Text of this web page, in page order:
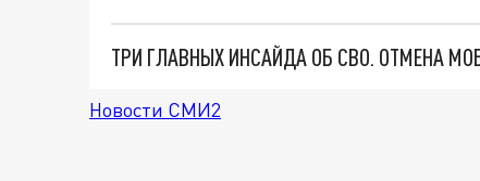
Новости СМИ2